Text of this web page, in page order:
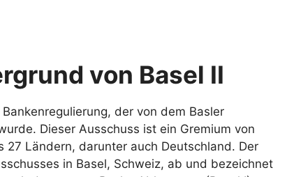
von Basel II
der von dem Basler
Dieser Ausschuss ist ein Gremium von
Ländern, darunter auch Deutschland. Der
in Basel, Schweiz, ab und bezeichnet